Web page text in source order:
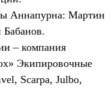
Аннапурна: Мартин
– компания
Экипировочные
Scarpa, Julbo,